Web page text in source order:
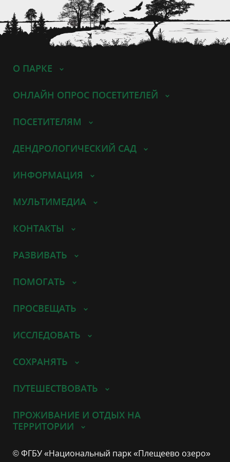
О ПАРКЕ
ОНЛАЙН ОПРОС ПОСЕТИТЕЛЕЙ
ПОСЕТИТЕЛЯМ
ДЕНДРОЛОГИЧЕСКИЙ САД
ИНФОРМАЦИЯ
МУЛЬТИМЕДИА
КОНТАКТЫ
РАЗВИВАТЬ
ПОМОГАТЬ
ПРОСВЕЩАТЬ
ИССЛЕДОВАТЬ
СОХРАНЯТЬ
ПУТЕШЕСТВОВАТЬ
ПРОЖИВАНИЕ И ОТДЫХ НА
ТЕРРИТОРИИ
© ФГБУ «Национальный парк «Плещеево озеро»